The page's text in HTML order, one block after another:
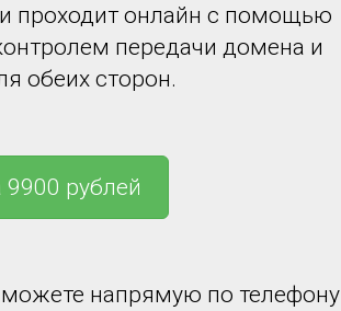
проходит онлайн с помощью
передачи домена и
обеих сторон.
9900 рублей
напрямую по телефону